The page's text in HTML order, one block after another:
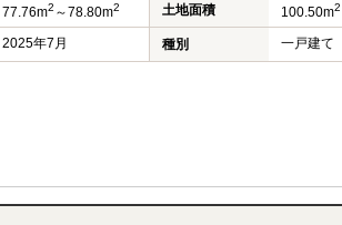
77.76m2 ～78.80m2 土地面積 100.50m2
2025年7月 種別 一戸建て